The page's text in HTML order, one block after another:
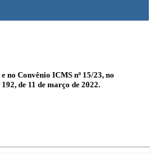
no Convênio ICMS nº 15/23, no
de 11 de março de 2022.